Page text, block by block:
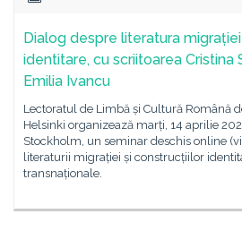
Dialog despre literatura
identitare, cu scriitoarea Cristina
Emilia Ivancu
Lectoratul de Limbă și Cultură Română
Helsinki organizează marți, 14 aprilie
Stockholm, un seminar deschis online
literaturii migrației și construcțiilor
transnaționale.